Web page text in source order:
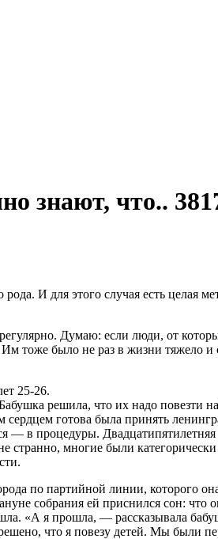
знают, что..
И для этого случая есть целая
Думаю: если люди, от
тоже было не раз в жизни тяжело
25-26.
решила, что их надо повезти
сердцем готова была принять
— в процедуры.
многие были
по партийной линии, которого
собрания ей приснился сон: что
«А я прошла, — рассказывала
что я повезу детей. Мы были